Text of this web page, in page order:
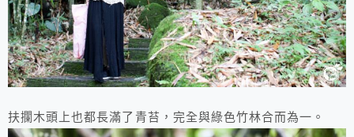
扶攔木頭上也都長滿了青苔，完全與綠色竹林合而為一。